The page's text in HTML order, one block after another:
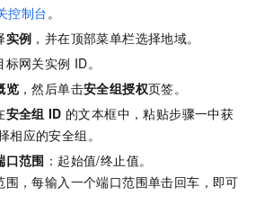
控制台。
实例 ，并在顶部菜单栏选择地域。
标网关实例 ID。
览 ，然后单击安全组授权页签。
安全组 ID 的文本框中，粘贴步骤一中获
相应的安全组。
口范围 ：起始值/终止值。
围，每输入一个端口范围单击回车，即可